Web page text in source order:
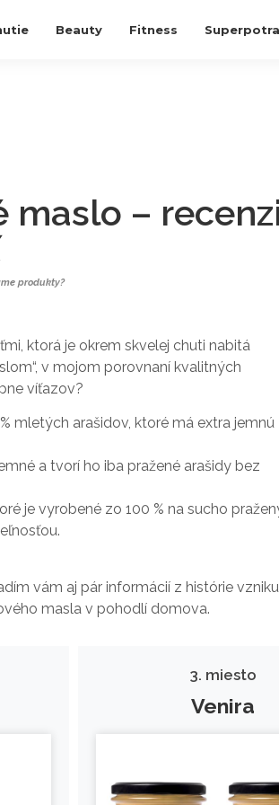
Beauty Fitness
maslo –
produkty?
ktorá je okrem skvelej chuti nabitá
v mojom porovnaní kvalitných
víťazov?
mletých arašidov, ktoré má extra jemnú
a tvorí ho iba pražené arašidy bez
je vyrobené zo 100 % na sucho
vám aj pár informácií z histórie vzniku
masla v pohodlí domova.
3. miesto
Venira